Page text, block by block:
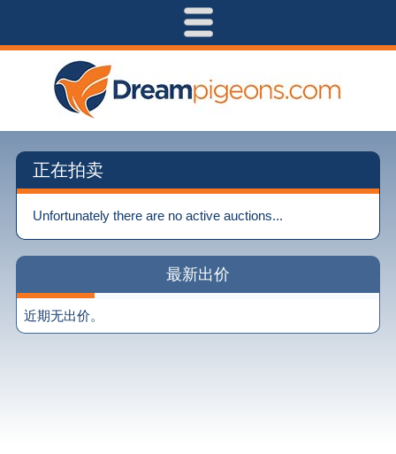
正在拍卖
Unfortunately there are no active auctions...
最新出价
近期无出价。